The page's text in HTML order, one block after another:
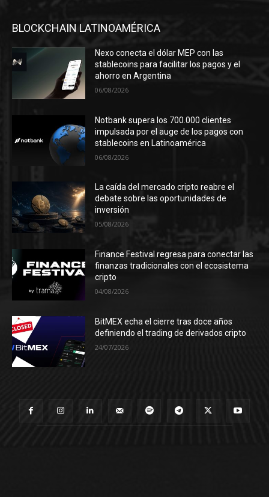
BLOCKCHAIN LATINOAMÉRICA
Nexo conecta el dólar MEP con las
stablecoins para facilitar los pagos y el
ahorro en Argentina
06/08/2026
Notbank supera los 700.000 clientes
impulsada por el auge de los pagos con
stablecoins en Latinoamérica
06/08/2026
La caída del mercado cripto reabre el
debate sobre las oportunidades de
inversión
05/08/2026
Finance Festival regresa para conectar las
finanzas tradicionales con el ecosistema
cripto
04/08/2026
BitMEX echa el cierre tras doce años
definiendo el trading de derivados cripto
24/07/2026